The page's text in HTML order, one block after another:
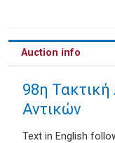
Auction info
98η
Αντικών
Text in English